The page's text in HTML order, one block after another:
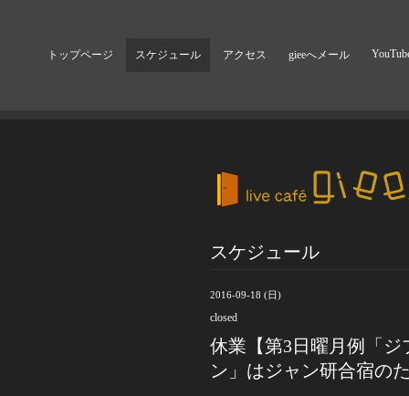
トップページ スケジュール アクセス gieeへメール
スケジュール
2016-09-18 (日)
closed
休業【第3日曜月例「
ン」はジャン研合宿の